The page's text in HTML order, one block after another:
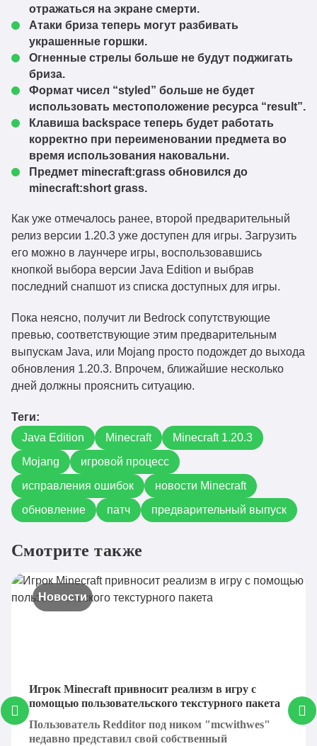
отражаться на экране смерти.
Атаки бриза теперь могут разбивать
украшенные горшки.
Огненные стрелы больше не будут поджигать
бриза.
Формат чисел “styled” больше не будет
использовать местоположение ресурса “result”.
Клавиша backspace теперь будет работать
корректно при переименовании предмета во
время использования наковальни.
Предмет minecraft:grass обновился до
minecraft:short grass.
Как уже отмечалось ранее, второй предварительный
релиз версии 1.20.3 уже доступен для игры. Загрузить
его можно в лаунчере игры, воспользовавшись
кнопкой выбора версии Java Edition и выбрав
последний снапшот из списка доступных для игры.
Пока неясно, получит ли Bedrock сопутствующие
превью, соответствующие этим предварительным
выпускам Java, или Mojang просто подождет до выхода
обновления 1.20.3. Впрочем, ближайшие несколько
дней должны прояснить ситуацию.
Теги:
Java Edition
Minecraft
Minecraft 1.20.3
Mojang
игровой процесс
исправления ошибок
новости Minecraft
обновление
патч предварительный выпуск
Смотрите также
Новости
Игрок Minecraft привносит реализм в игру с
помощью пользовательского текстурного пакета
Пользователь Redditor под ником "mcwithwes"
недавно представил свой собственный